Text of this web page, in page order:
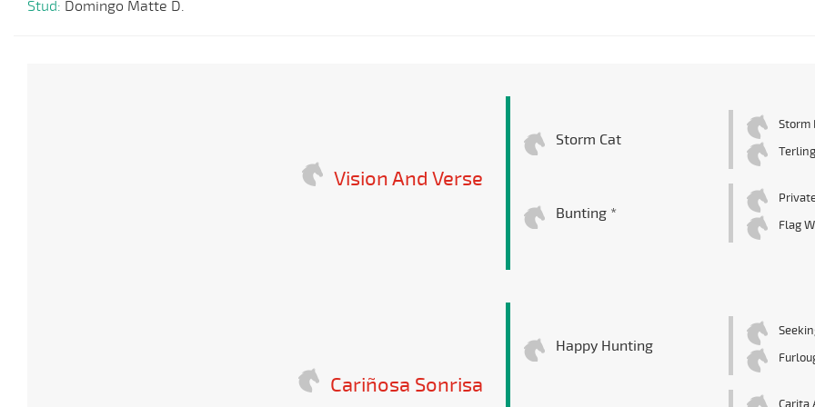
Stud: Domingo Matte D.
Vision And Verse
Storm Cat
Storm
Bunting *
Flag
Cariñosa Sonrisa
Happy Hunting